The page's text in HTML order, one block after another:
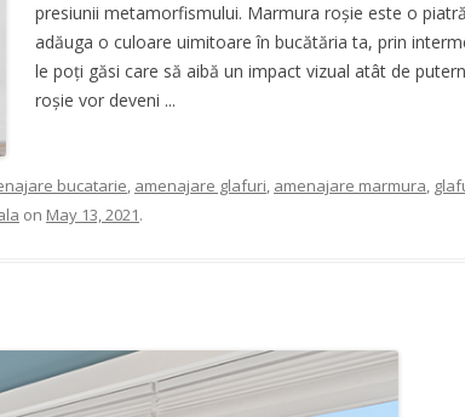
presiunii metamorfismului. Marmura roșie este o
adăuga o culoare uimitoare în bucătăria ta, prin
le poți găsi care să aibă un impact vizual atât de
roșie vor deveni ...
bucatarie, amenajare glafuri, amenajare marmura,
on May 13, 2021.